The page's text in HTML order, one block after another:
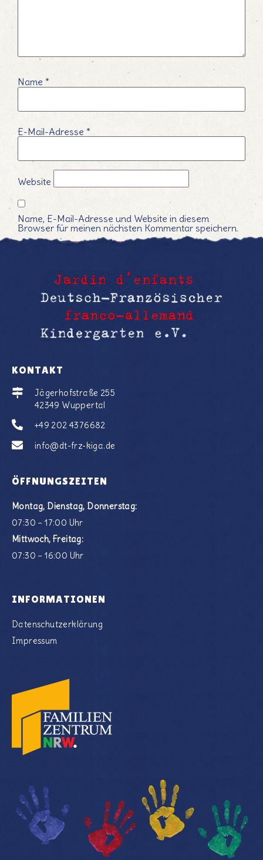
Name *
E-Mail-Adresse *
Website
Name, E-Mail-Adresse und Website in diesem
Browser für meinen nächsten Kommentar speichern.
KONTAKT
Jägerhofstraße 255
42349 Wuppertal
+49 202 4376682
info@dt-frz-kiga.de
ÖFFNUNGSZEITEN
Montag, Dienstag, Donnerstag:
07:30 – 17:00 Uhr
Mittwoch, Freitag:
07:30 – 16:00 Uhr
INFORMATIONEN
Datenschutzerklärung
Impressum